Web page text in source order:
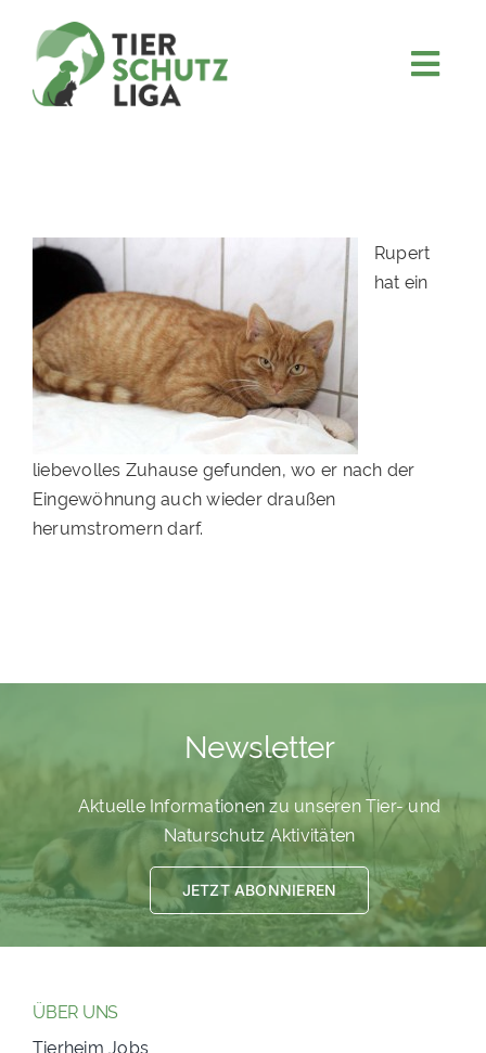
content
MITMACHEN
FÖRDERN & VERERBEN
KOOPERATIONEN
4KIDS
TIERHEIME
PATENSCHAFTEN
Rupert
hat ein
liebevolles Zuhause gefunden, wo er nach der
Eingewöhnung auch wieder draußen
herumstromern darf.
Newsletter
Aktuelle Informationen zu unseren Tier- und
Naturschutz Aktivitäten
JETZT ABONNIEREN
ÜBER UNS
Tierheim Jobs